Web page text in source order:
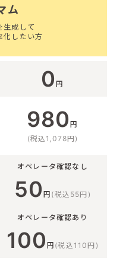
ム
生成して
化したい方
0円
980円
(税込1,078円)
オペレータ確認なし
50円 (税込55円)
オペレータ確認あり
100円 (税込110円)